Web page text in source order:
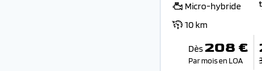
Micro-hybride
10 km
Dès 208 €
Par mois en LOA